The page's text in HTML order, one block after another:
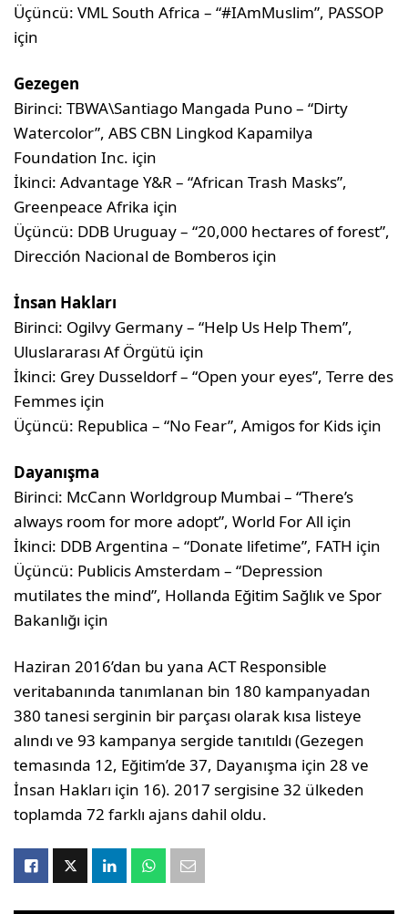
Üçüncü: VML South Africa – “#IAmMuslim”, PASSOP
için
Gezegen
Birinci: TBWA\Santiago Mangada Puno – “Dirty
Watercolor”, ABS CBN Lingkod Kapamilya
Foundation Inc. için
İkinci: Advantage Y&R – “African Trash Masks”,
Greenpeace Afrika için
Üçüncü: DDB Uruguay – “20,000 hectares of forest”,
Dirección Nacional de Bomberos için
İnsan Hakları
Birinci: Ogilvy Germany – “Help Us Help Them”,
Uluslararası Af Örgütü için
İkinci: Grey Dusseldorf – “Open your eyes”, Terre des
Femmes için
Üçüncü: Republica – “No Fear”, Amigos for Kids için
Dayanışma
Birinci: McCann Worldgroup Mumbai – “There’s
always room for more adopt”, World For All için
İkinci: DDB Argentina – “Donate lifetime”, FATH için
Üçüncü: Publicis Amsterdam – “Depression
mutilates the mind”, Hollanda Eğitim Sağlık ve Spor
Bakanlığı için
Haziran 2016’dan bu yana ACT Responsible
veritabanında tanımlanan bin 180 kampanyadan
380 tanesi serginin bir parçası olarak kısa listeye
alındı ve 93 kampanya sergide tanıtıldı (Gezegen
temasında 12, Eğitim’de 37, Dayanışma için 28 ve
İnsan Hakları için 16). 2017 sergisine 32 ülkeden
toplamda 72 farklı ajans dahil oldu.